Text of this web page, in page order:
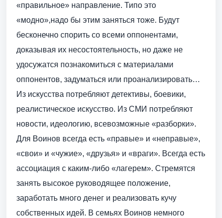
«правильное» направление. Типо это
«модно»,надо бы этим заняться тоже. Будут
бесконечно спорить со всеми оппонентами,
доказывая их несостоятельность, но даже не
удосужатся познакомиться с материалами
оппонентов, задуматься или проанализировать…
Из искусства потребляют детективы, боевики,
реалистическое искусство. Из СМИ потребляют
новости, идеологию, всевозможные «разборки».
Для Воинов всегда есть «правые» и «неправые»,
«свои» и «чужие», «друзья» и «враги». Всегда есть
ассоциация с каким-либо «лагерем». Стремятся
занять высокое руководящее положение,
заработать много денег и реализовать кучу
собственных идей. В семьях Воинов немного